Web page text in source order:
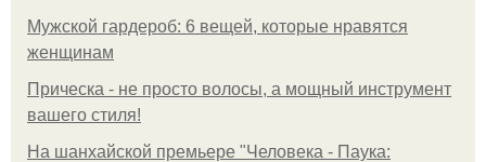
Мужской гардероб: 6 вещей, которые нравятся
женщинам
Прическа - не просто волосы, а мощный инструмент
вашего стиля!
На шанхайской премьере "Человека - Паука: